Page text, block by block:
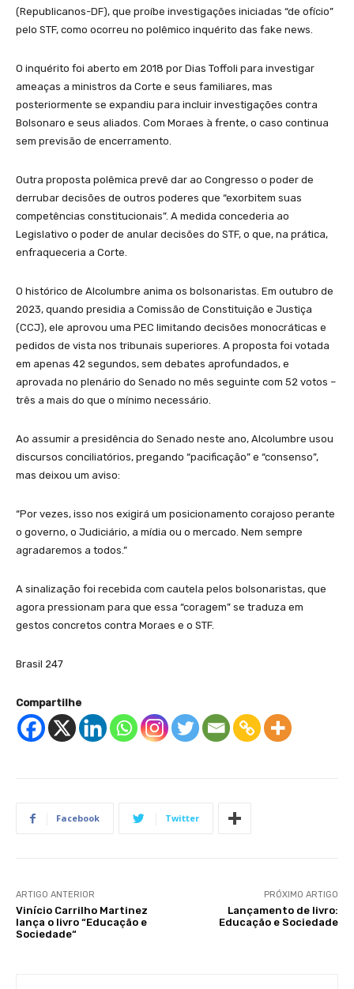
(Republicanos-DF), que proíbe investigações iniciadas “de ofício”
pelo STF, como ocorreu no polêmico inquérito das fake news.
O inquérito foi aberto em 2018 por Dias Toffoli para investigar
ameaças a ministros da Corte e seus familiares, mas
posteriormente se expandiu para incluir investigações contra
Bolsonaro e seus aliados. Com Moraes à frente, o caso continua
sem previsão de encerramento.
Outra proposta polêmica prevê dar ao Congresso o poder de
derrubar decisões de outros poderes que “exorbitem suas
competências constitucionais”. A medida concederia ao
Legislativo o poder de anular decisões do STF, o que, na prática,
enfraqueceria a Corte.
O histórico de Alcolumbre anima os bolsonaristas. Em outubro de
2023, quando presidia a Comissão de Constituição e Justiça
(CCJ), ele aprovou uma PEC limitando decisões monocráticas e
pedidos de vista nos tribunais superiores. A proposta foi votada
em apenas 42 segundos, sem debates aprofundados, e
aprovada no plenário do Senado no mês seguinte com 52 votos –
três a mais do que o mínimo necessário.
Ao assumir a presidência do Senado neste ano, Alcolumbre usou
discursos conciliatórios, pregando “pacificação” e “consenso”,
mas deixou um aviso:
“Por vezes, isso nos exigirá um posicionamento corajoso perante
o governo, o Judiciário, a mídia ou o mercado. Nem sempre
agradaremos a todos.”
A sinalização foi recebida com cautela pelos bolsonaristas, que
agora pressionam para que essa “coragem” se traduza em
gestos concretos contra Moraes e o STF.
Brasil 247
Compartilhe
Facebook Twitter
ARTIGO ANTERIOR
Vinício Carrilho Martinez
lança o livro “Educação e
Sociedade“
PRÓXIMO ARTIGO
Lançamento de livro:
Educação e Sociedade